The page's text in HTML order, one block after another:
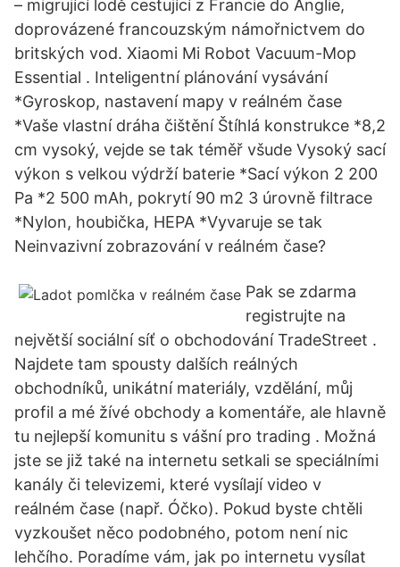
– migrující lodě cestující z Francie do Anglie,
doprovázené francouzským námořnictvem do
britských vod. Xiaomi Mi Robot Vacuum-Mop
Essential . Inteligentní plánování vysávání
*Gyroskop, nastavení mapy v reálném čase
*Vaše vlastní dráha čištění Štíhlá konstrukce *8,2
cm vysoký, vejde se tak téměř všude Vysoký sací
výkon s velkou výdrží baterie *Sací výkon 2 200
Pa *2 500 mAh, pokrytí 90 m2 3 úrovně filtrace
*Nylon, houbička, HEPA *Vyvaruje se tak
Neinvazivní zobrazování v reálném čase?
Pak se zdarma
registrujte na
největší sociální síť o obchodování TradeStreet .
Najdete tam spousty dalších reálných
obchodníků, unikátní materiály, vzdělání, můj
profil a mé žívé obchody a komentáře, ale hlavně
tu nejlepší komunitu s vášní pro trading . Možná
jste se již také na internetu setkali se speciálními
kanály či televizemi, které vysílají video v
reálném čase (např. Óčko). Pokud byste chtěli
vyzkoušet něco podobného, potom není nic
lehčího. Poradíme vám, jak po internetu vysílat